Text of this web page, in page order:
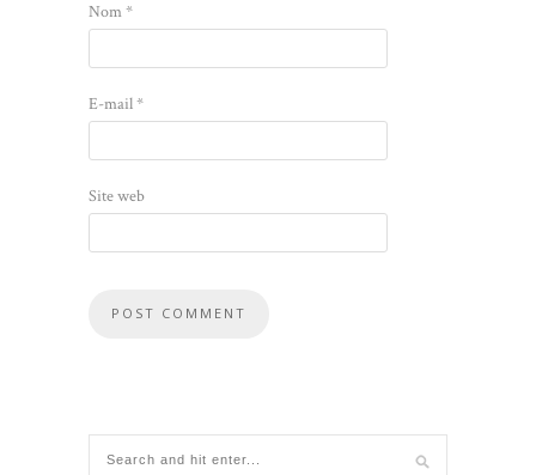
Nom*
E-mail*
Site web